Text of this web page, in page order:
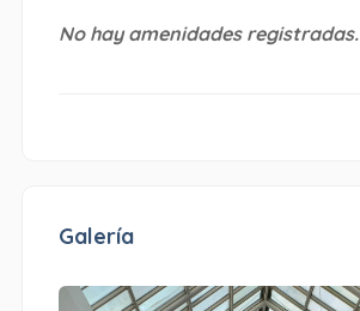
No hay amenidades registradas.
Galería